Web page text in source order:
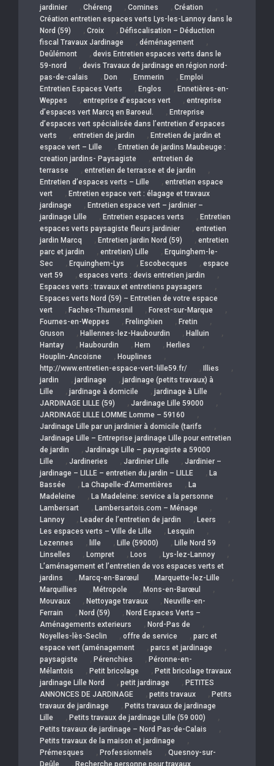
jardinier , Chéreng , Comines , Création ,
Création entretien espaces verts Lys-les-Lannoy dans le
Nord (59)
, Croix , Défiscalisation – Déduction
fiscal Travaux Jardinage
, déménagement ,
Deûlémont , devis Entretien espaces verts dans le
59-nord
, devis Travaux de jardinage en région nord-
pas-de-calais
, Don , Emmerin , Emploi
Entretien Espaces Verts
, Englos , Ennetières-en-
Weppes
, entreprise d’espaces vert , entreprise
d’espaces vert Marcq en Baroeul.
, Entreprise
d’espaces vert spécialisée dans l’entretien d’espaces
verts
, entretien de jardin , Entretien de jardin et
espace vert – Lille
, Entretien de jardins Maubeuge :
creation jardins- Paysagiste
, entretien de
terrasse
, entretien de terrasse et de jardin ,
Entretien d’espaces verts – Lille , entretien espace
vert
, Entretien espace vert : élagage et travaux
jardinage
, Entretien espace vert – jardinier –
jardinage Lille
, Entretien espaces verts , Entretien
espaces verts paysagiste fleurs jardinier
, entretien
jardin Marcq
, Entretien jardin Nord (59) , entretien
parc et jardin
, entretien) Lille , Erquinghem-le-
Sec
, Erquinghem-Lys , Escobecques , espace
vert 59
, espaces verts : devis entretien jardin ,
Espaces verts : travaux et entretiens paysagers ,
Espaces verts Nord (59) – Entretien de votre espace
vert
, Faches-Thumesnil , Forest-sur-Marque ,
Fournes-en-Weppes , Frelinghien , Fretin ,
Gruson , Hallennes-lez-Haubourdin , Halluin ,
Hantay , Haubourdin , Hem , Herlies ,
Houplin-Ancoisne , Houplines ,
http://www.entretien-espace-vert-lille59.fr/ , Illies ,
jardin , jardinage , jardinage (petits travaux) à
Lille
, jardinage à domicile , jardinage à Lille ,
JARDINAGE LILLE (59) , Jardinage Lille 59000 ,
JARDINAGE LILLE LOMME Lomme – 59160 ,
Jardinage Lille par un jardinier à domicile (tarifs ,
Jardinage Lille – Entreprise jardinage Lille pour entretien
de jardin
, Jardinage Lille – paysagiste a 59000
Lille
, Jardineries , Jardinier Lille , Jardinier –
jardinage – LILLE – entretien du jardin – LILLE
, La
Bassée
, La Chapelle-d’Armentières , La
Madeleine
, La Madeleine: service a la personne ,
Lambersart , Lambersartois.com – Ménage ,
Lannoy , Leader de l’entretien de jardin , Leers ,
Les espaces verts – Ville de Lille , Lesquin ,
Lezennes , lille , Lille (59000) , Lille Nord 59 ,
Linselles , Lompret , Loos , Lys-lez-Lannoy ,
L’aménagement et l’entretien de vos espaces verts et
jardins
, Marcq-en-Barœul , Marquette-lez-Lille ,
Marquillies , Métropole , Mons-en-Barœul ,
Mouvaux , Nettoyage travaux , Neuville-en-
Ferrain
, Nord (59) , Nord Espaces Verts –
Aménagements exterieurs
, Nord-Pas de ,
Noyelles-lès-Seclin , offre de service , parc et
espace vert (aménagement
, parcs et jardinage ,
paysagiste , Pérenchies , Péronne-en-
Mélantois
, Petit bricolage , Petit bricolage travaux
jardinage Lille Nord
, petit jardinage , PETITES
ANNONCES DE JARDINAGE
, petits travaux , Petits
travaux de jardinage
, Petits travaux de jardinage
Lille
, Petits travaux de jardinage Lille (59 000) ,
Petits travaux de jardinage – Nord Pas-de-Calais ,
Petits travaux de la maison et jardinage ,
Prémesques , Professionnels , Quesnoy-sur-
Deûle
, Recherche personne pour travaux